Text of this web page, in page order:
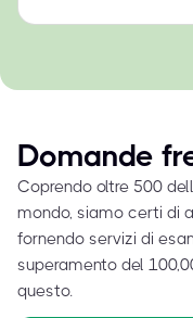
Domande
Coprendo oltre 500
mondo, siamo certi di
fornendo servizi di
superamento del
questo.